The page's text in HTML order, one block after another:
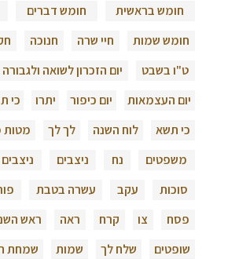
חומש בראשית
חומש דברים
חומש שמות
חיי שרה חנוכה
ט"ו בשבט
יום הזכרון לשואה ולגבורה
יום העצמאות
יום כיפור יתרו כי
כי תשא
לוח השנה לך לך מטות
משפטים
נח ניצבים
סוכות
עקב עשרה בטבת
פסח
צו קרח ראה ראש
שופטים
שלח לך שמות שמחת